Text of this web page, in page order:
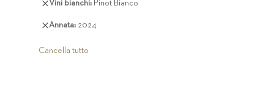
Vini bianchi Pinot Bianco
Rimuovi
articolo
Annata 2024
Rimuovi
articolo
Cancella tutto